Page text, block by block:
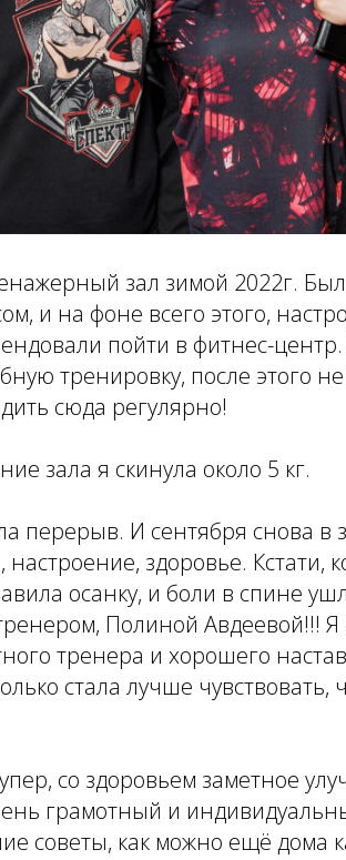
зал зимой 2022г.
и на фоне всего этого,
пойти в фитнес-
тренировку, после этого
сюда регулярно!
зала я скинула около 5 кг.
перерыв. И сентября снова в
здоровье. Кстати,
осанку, и боли в спине
Полиной Авдеевой!!! Я
тренера и хорошего
стала лучше чувствовать,
со здоровьем заметное
грамотный и
советы, как можно ещё дома